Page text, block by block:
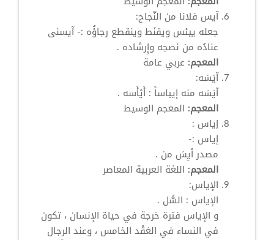
آيس فلانا من النّجاح:
جعله ييئس ويقنَط وينقطع رجاؤُه :- آيسنى
عنادُه من نصحِه وإِرشاده .
المعجم: عربي عامة
آيَسَه:
آيَسَه منه إيياساً : أَيْأَسه .
المعجم: المعجم الوسيط
إياس :
إياس :-
مصدرأيِسَ من .
المعجم: اللغة العربية المعاصر
الإياس:
الإياس : السُّل .
و الإياس فترة حَرجة في حياة الإنسان ، تكون
في النساء في العَقْد الخامس ، وعند الرجال